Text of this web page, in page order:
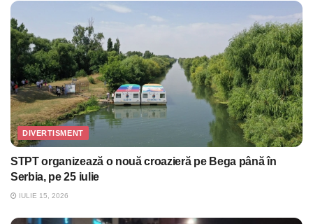
DIVERTISMENT
STPT organizează o nouă croazieră pe Bega până în
Serbia, pe 25 iulie
IULIE 15, 2026